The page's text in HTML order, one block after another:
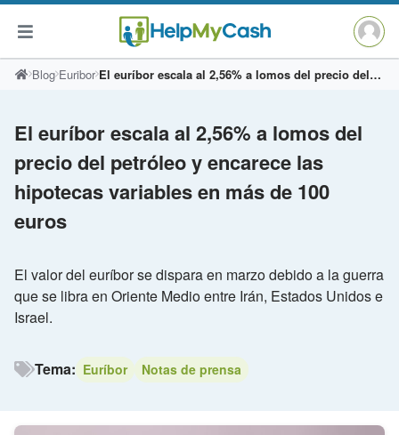
SaltarBlog Euribor El euríbor escala al 2,56% a lomos del precio del petróleo y encarece las hipotecas variables en más de 100 euros
El euríbor escala al 2,56% a lomos del
precio del petróleo y encarece las
hipotecas variables en más de 100
euros
El valor del euríbor se dispara en marzo debido a la guerra
que se libra en Oriente Medio entre Irán, Estados Unidos e
Israel.
Tema: Euríbor Notas de prensa